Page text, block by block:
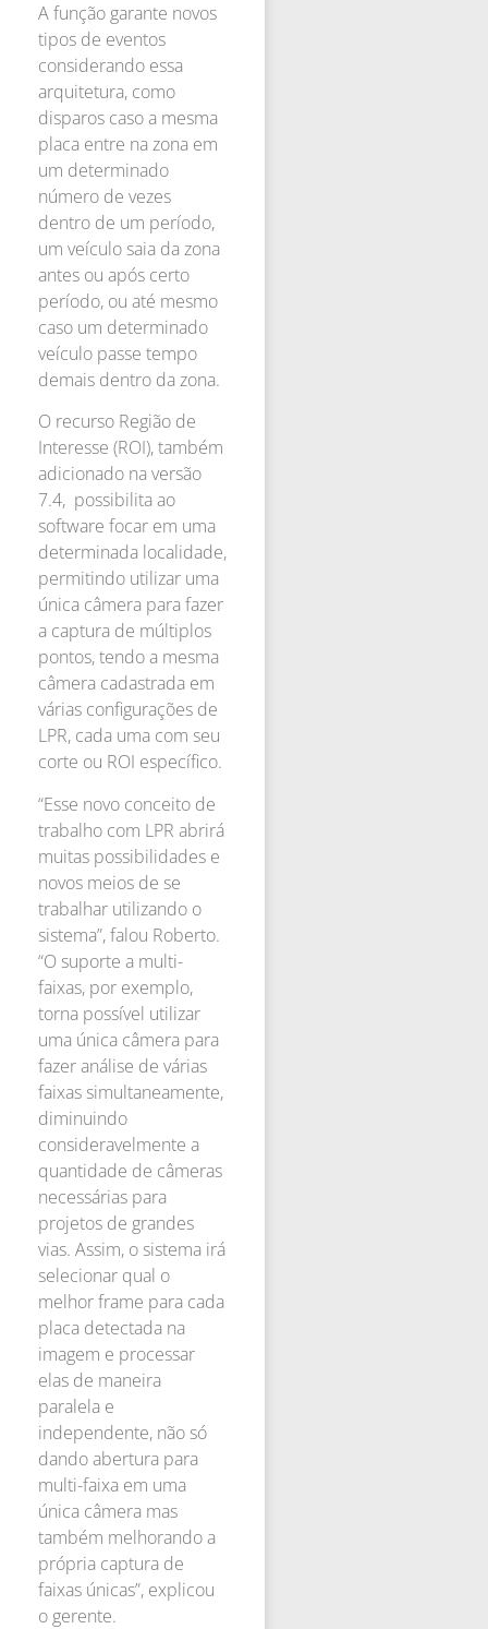
A função garante novos
tipos de eventos
considerando essa
arquitetura, como
disparos caso a mesma
placa entre na zona em
um determinado
número de vezes
dentro de um período,
um veículo saia da zona
antes ou após certo
período, ou até mesmo
caso um determinado
veículo passe tempo
demais dentro da zona.
O recurso Região de
Interesse (ROI), também
adicionado na versão
7.4, possibilita ao
software focar em uma
determinada localidade,
permitindo utilizar uma
única câmera para fazer
a captura de múltiplos
pontos, tendo a mesma
câmera cadastrada em
várias configurações de
LPR, cada uma com seu
corte ou ROI específico.
“Esse novo conceito de
trabalho com LPR abrirá
muitas possibilidades e
novos meios de se
trabalhar utilizando o
sistema”, falou Roberto.
“O suporte a multi-
faixas, por exemplo,
torna possível utilizar
uma única câmera para
fazer análise de várias
faixas simultaneamente,
diminuindo
consideravelmente a
quantidade de câmeras
necessárias para
projetos de grandes
vias. Assim, o sistema irá
selecionar qual o
melhor frame para cada
placa detectada na
imagem e processar
elas de maneira
paralela e
independente, não só
dando abertura para
multi-faixa em uma
única câmera mas
também melhorando a
própria captura de
faixas únicas”, explicou
o gerente.